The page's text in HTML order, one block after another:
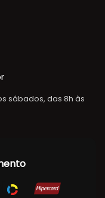
sábados, das 8h às